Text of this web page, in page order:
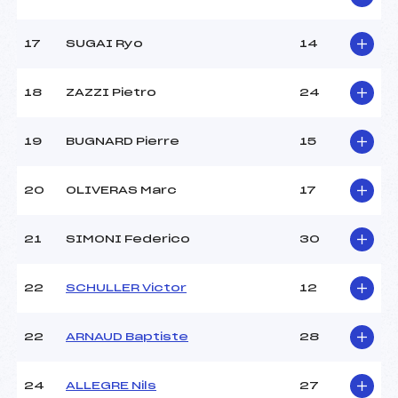
8.0000
Catégorie :
17 SUGAI Ryo 14
18 ZAZZI Pietro 24
19 BUGNARD Pierre 15
20 OLIVERAS Marc 17
21 SIMONI Federico 30
22 SCHULLER Victor 12
22 ARNAUD Baptiste 28
24 ALLEGRE Nils 27